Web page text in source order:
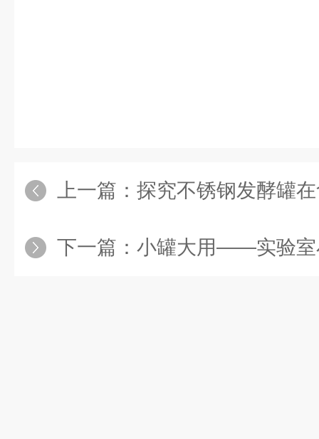
上一篇： 探究不锈钢发酵罐
下一篇： 小罐大用——实验室小型